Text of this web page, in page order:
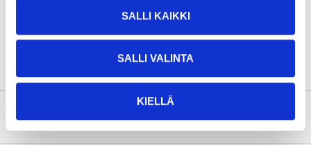
SALLI KAIKKI
SALLI VALINTA
KIELLÄ
30–40 minuuttia
Täysin kuiva
24 tuntia
Turvallisuustiedot ja muut asiakirjat